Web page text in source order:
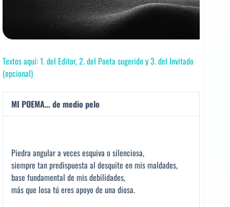
Textos aquí: 1. del Editor, 2. del Poeta sugerido y 3. del Invitado
(opcional)
MI POEMA… de medio pelo
Piedra angular a veces esquiva o silenciosa,
siempre tan predispuesta al desquite en mis maldades,
base fundamental de mis debilidades,
más que losa tú eres apoyo de una diosa.